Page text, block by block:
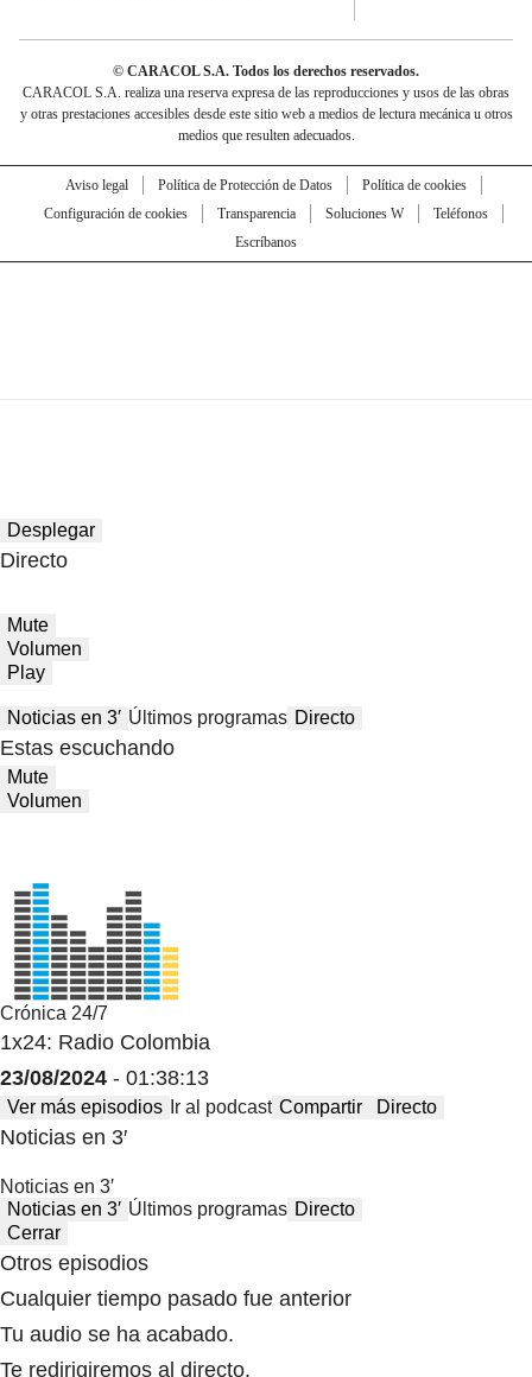
© CARACOL S.A. Todos los derechos reservados.
CARACOL S.A. realiza una reserva expresa de las reproducciones y usos de las obras
y otras prestaciones accesibles desde este sitio web a medios de lectura mecánica u otros
medios que resulten adecuados.
Aviso legal Política de Protección de Datos
Política de cookies
Configuración de cookies
Transparencia Soluciones W
Teléfonos
Escríbanos
Desplegar
Directo
Mute
Volumen
Play
Noticias en 3′ Últimos programas Directo
Estas escuchando
Mute
Volumen
Crónica 24/7
1x24: Radio Colombia
23/08/2024 - 01:38:13
Ver más episodios Ir al podcast Compartir Directo
Noticias en 3′
Noticias en 3′
Noticias en 3′ Últimos programas Directo
Cerrar
Otros episodios
Cualquier tiempo pasado fue anterior
Tu audio se ha acabado.
Te redirigiremos al directo.